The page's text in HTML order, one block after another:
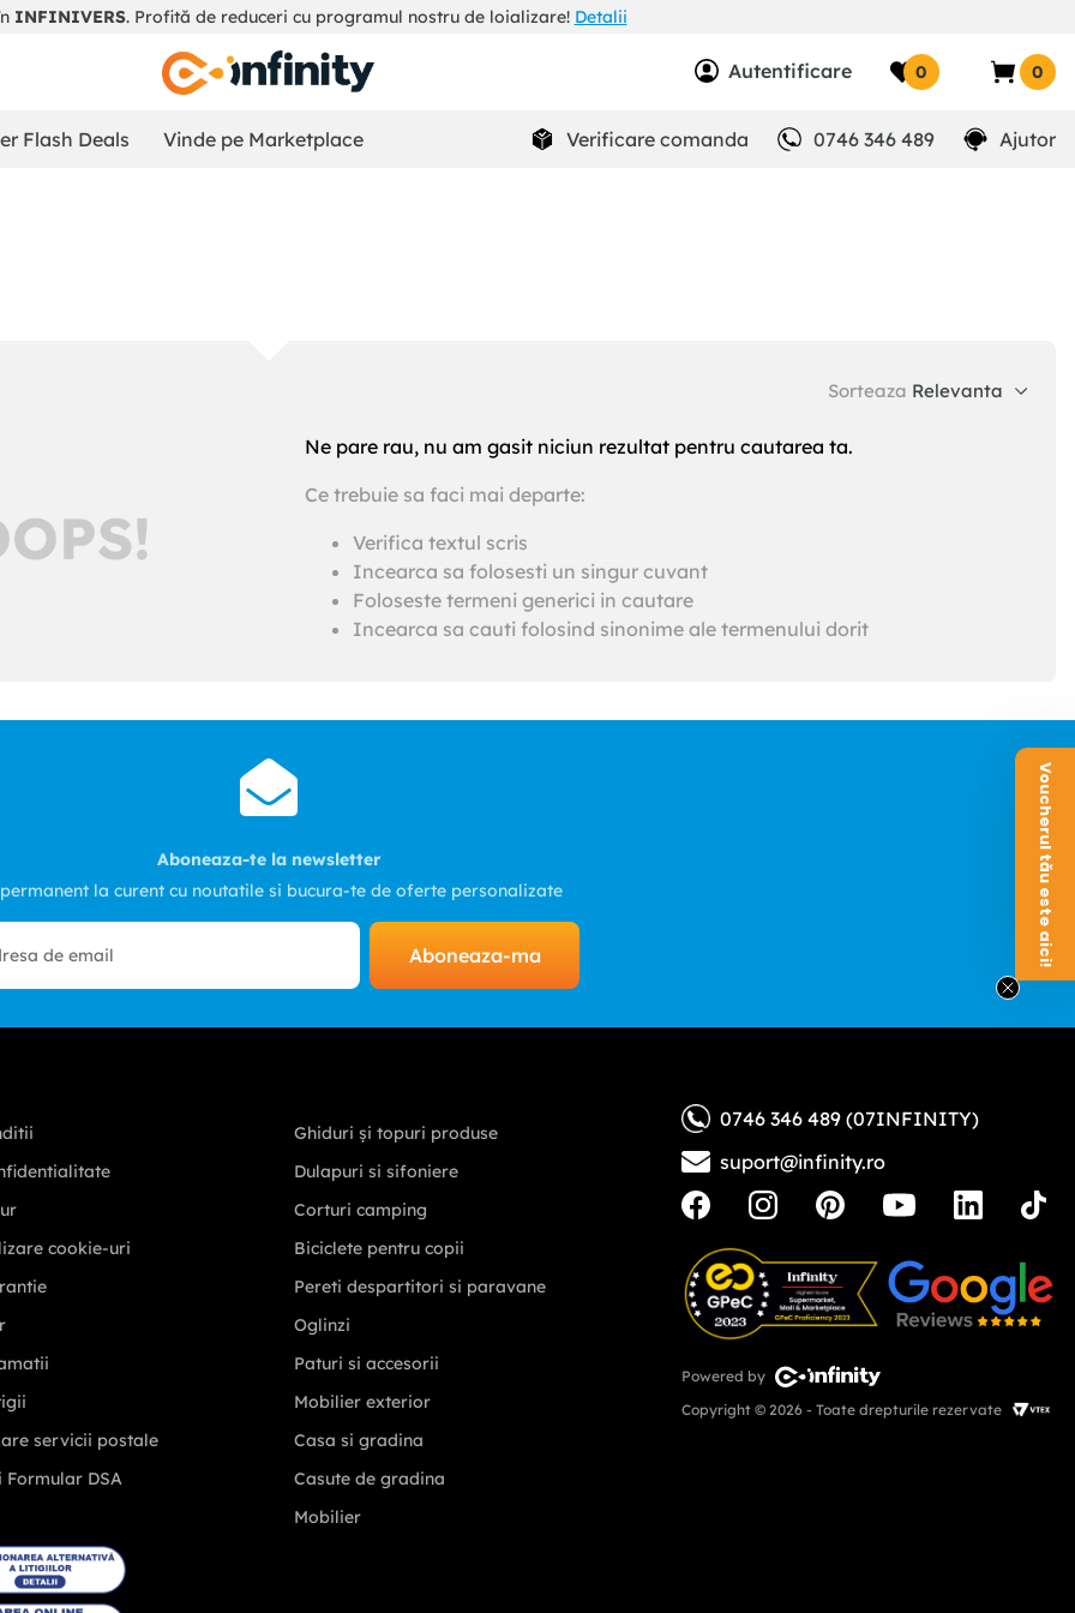
INFINIVERS. Profită de reduceri cu programul nostru de loializare! Detalii
Autentificare 0 0
Flash Deals Vinde pe Marketplace Verificare comanda 0746 346 489 Ajutor
Sorteaza Relevanta
Ne pare rau, nu am gasit niciun rezultat pentru cautarea ta.
Ce trebuie sa faci mai departe:
Verifica textul scris
Incearca sa folosesti un singur cuvant
Foloseste termeni generici in cautare
Incearca sa cauti folosind sinonime ale termenului dorit
Aboneaza-te la newsletter
la curent cu noutatile si bucura-te de oferte personalizate
Aboneaza-ma
cookie-uri
servicii postale
Formular DSA
Ghiduri și topuri produse
Dulapuri si sifoniere
Corturi camping
Biciclete pentru copii
Pereti despartitori si paravane
Oglinzi
Paturi si accesorii
Mobilier exterior
Casa si gradina
Casute de gradina
Mobilier
0746 346 489 (07INFINITY)
suport@infinity.ro
Powered by
Copyright © 2026 - Toate drepturile rezervate
Voucherul tău este aici!